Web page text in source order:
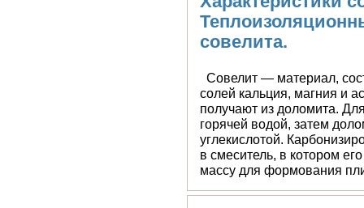
Характеристики
Совелит — материал,
солей кальция, магния и
получают из доломита.
горячей водой, затем
углекислотой.
в смеситель, в котором
массу для формования